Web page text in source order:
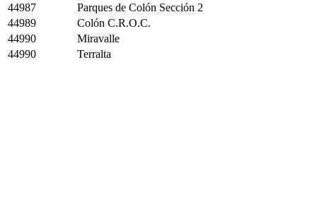
44987
Parques de Colón Sección 2
44989
Colón C.R.O.C.
44990
Miravalle
44990
Terralta